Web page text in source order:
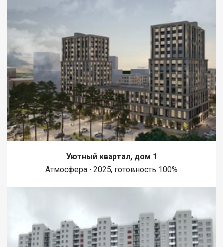
Уютный квартал, дом 1
Атмосфера ∙ 2025, готовность 100%